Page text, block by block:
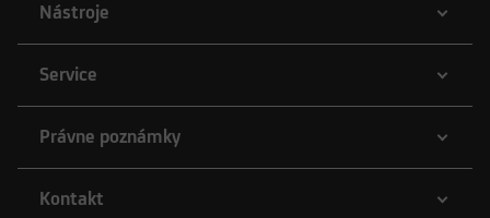
Nástroje
Service
Právne poznámky
Kontakt